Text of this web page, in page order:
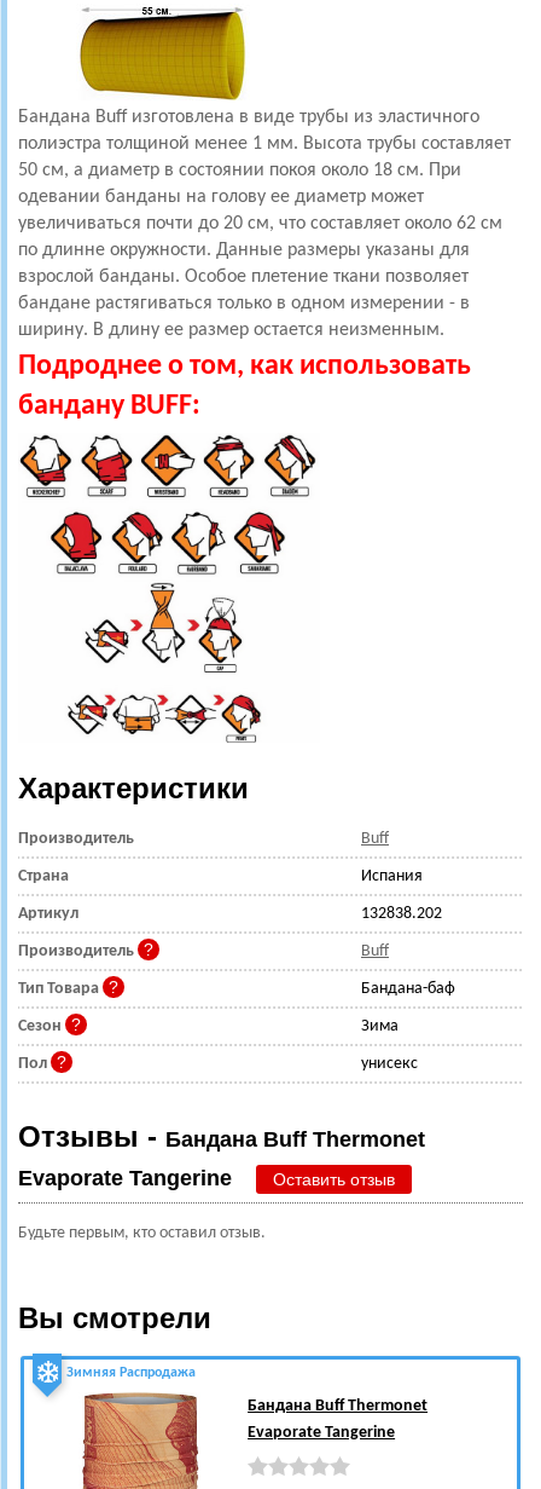
Бандана Buff изготовлена в виде трубы из эластичного
полиэстра толщиной менее 1 мм. Высота трубы составляет
50 см, а диаметр в состоянии покоя около 18 см. При
одевании банданы на голову ее диаметр может
увеличиваться почти до 20 см, что составляет около 62 см
по длинне окружности. Данные размеры указаны для
взрослой банданы. Особое плетение ткани позволяет
бандане растягиваться только в одном измерении - в
ширину. В длину ее размер остается неизменным.
Подроднее о том, как использовать
бандану BUFF:
Характеристики
Производитель Buff
Страна Испания
Артикул 132838.202
Производитель Buff
Тип Товара Бандана-баф
Сезон Зима
Пол унисекс
Отзывы - Бандана Buff Thermonet
Evaporate Tangerine
Оставить отзыв
Будьте первым, кто оставил отзыв.
Вы смотрели
Зимняя Распродажа
Бандана Buff Thermonet
Evaporate Tangerine